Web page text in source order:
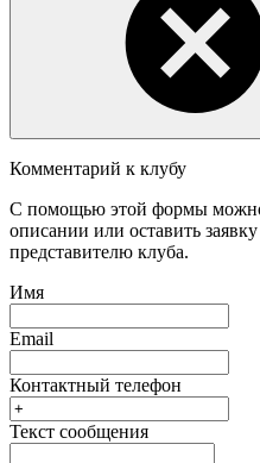
Комментарий к клубу
С помощью этой формы можно
описании или оставить
представителю клуба.
Имя
Email
Контактный телефон
Текст сообщения